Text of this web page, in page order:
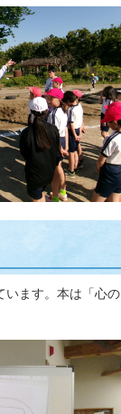
います。本は「心の